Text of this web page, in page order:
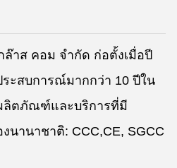
าส คอม จํากัด ก่อตั้งเมื่อปี
ะสบการณ์มากกว่า 10 ปีใน
ลิตภัณฑ์และบริการที่มี
นานาชาติ: CCC,CE, SGCC